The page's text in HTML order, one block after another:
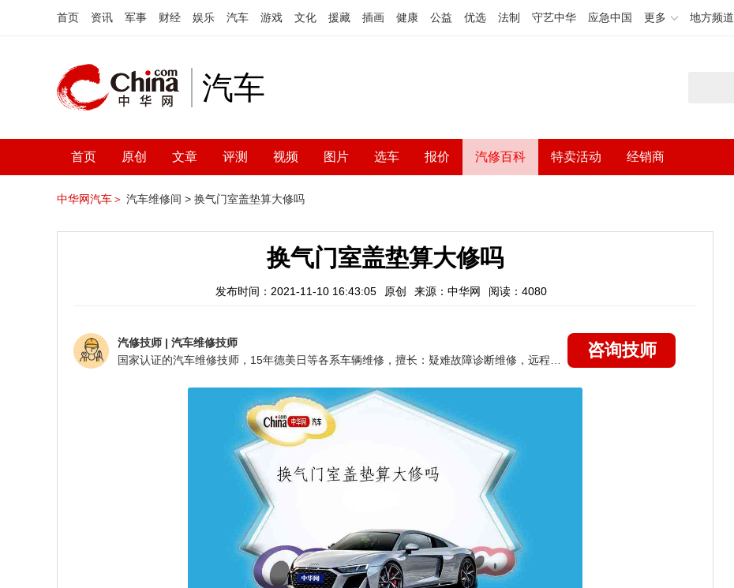
首页 资讯 军事 财经 娱乐 汽车 游戏 文化 援藏 插画 健康 公益 优选 法制 守艺中华 应急中国 更多 地方频道
汽车
首页 原创 文章 评测 视频 图片 选车 报价 汽修百科 特卖活动 经销商
中华网汽车＞ 汽车维修间 > 换气门室盖垫算大修吗
换气门室盖垫算大修吗
发布时间：2021-11-10 16:43:05 原创 来源：中华网 阅读：4080
汽修技师 | 汽车维修技师
咨询技师